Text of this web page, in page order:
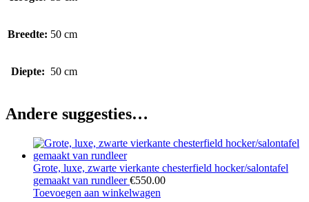
Breedte: 50 cm
Diepte: 50 cm
Andere suggesties…
Grote, luxe, zwarte vierkante chesterfield hocker/salontafel
gemaakt van rundleer€550.00
Toevoegen aan winkelwagen